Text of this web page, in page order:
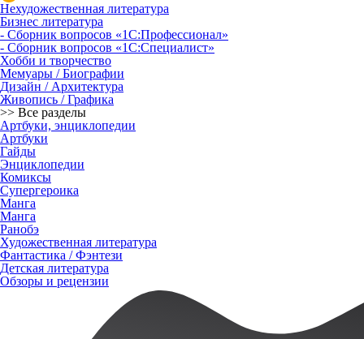
Нехудожественная литература
Бизнес литература
- Сборник вопросов «1С:Профессионал»
- Сборник вопросов «1С:Специалист»
Хобби и творчество
Мемуары / Биографии
Дизайн / Архитектура
Живопись / Графика
>> Все разделы
Артбуки, энциклопедии
Артбуки
Гайды
Энциклопедии
Комиксы
Супергероика
Манга
Манга
Ранобэ
Художественная литература
Фантастика / Фэнтези
Детская литература
Обзоры и рецензии